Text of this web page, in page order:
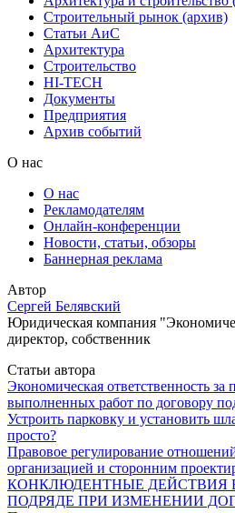
Строительный рынок (архив)
Статьи АиС
Архитектура
Строительство
HI-TECH
Документы
Предприятия
Архив событий
О нас
О нас
Рекламодателям
Онлайн-конференции
Новости, статьи, обзоры
Баннерная реклама
Автор
Сергей Белявский
Юридическая компания
директор, собственник
Статьи автора
Экономическая ответственность за
выполненных работ по договору
Устроить парковку и установить
просто?
Правовое регулирование
организацией и сторонним
КОНКЛЮДЕНТНЫЕ ДЕЙСТВИЯ
ПОДРЯДЕ ПРИ ИЗМЕНЕНИИ